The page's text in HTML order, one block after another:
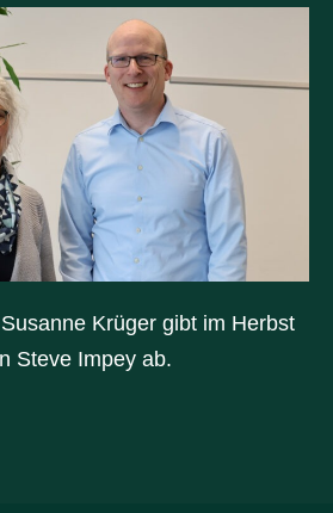
Krüger gibt im Herbst
Steve Impey ab.